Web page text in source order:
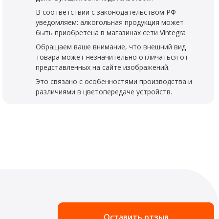
В соответствии с законодательством РФ
уведомляем: алкогольная продукция может
быть приобретена в магазинах сети Vintegra
Обращаем ваше внимание, что внешний вид
товара может незначительно отличаться от
представленных на сайте изображений.
Это связано с особенностями производства и
различиями в цветопередаче устройств.